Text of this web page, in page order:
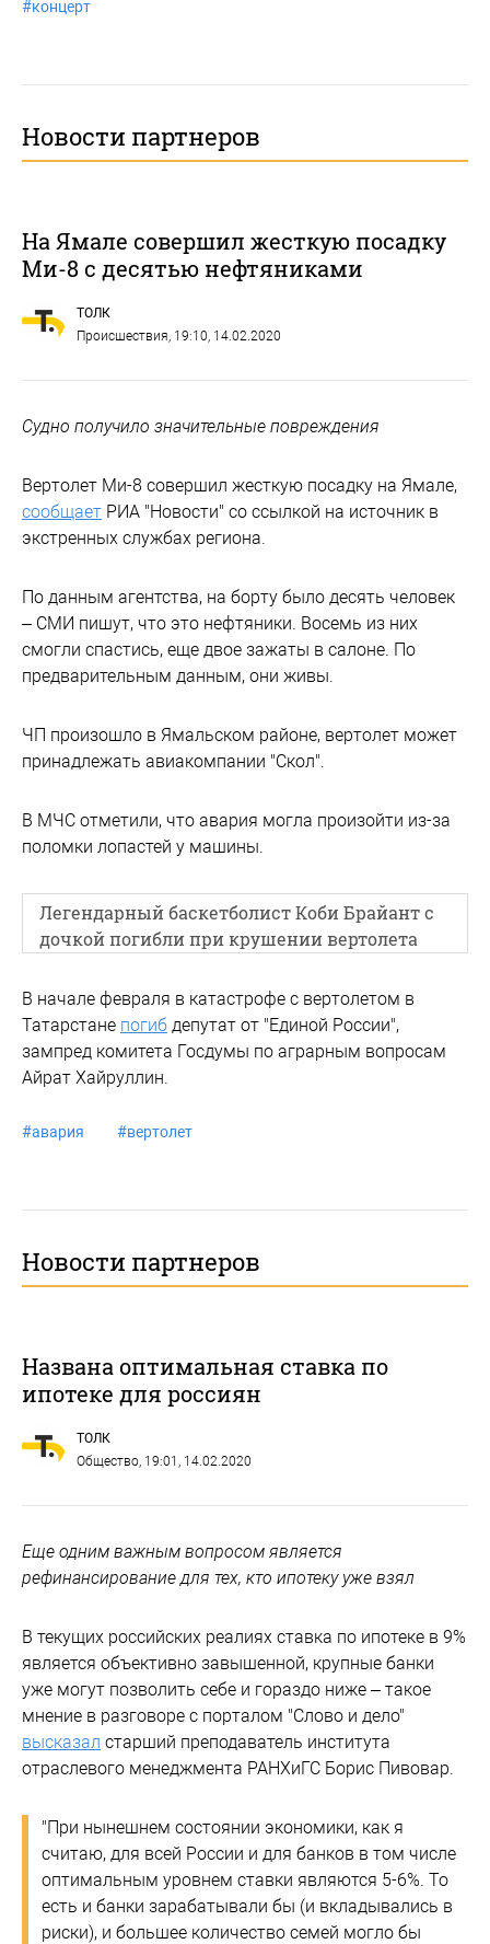
#концерт
Новости партнеров
На Ямале совершил жесткую посадку
Ми-8 с десятью нефтяниками
ТОЛК
Происшествия, 19:10, 14.02.2020
Судно получило значительные повреждения
Вертолет Ми-8 совершил жесткую посадку на Ямале,
сообщает РИА "Новости" со ссылкой на источник в
экстренных службах региона.
По данным агентства, на борту было десять человек
– СМИ пишут, что это нефтяники. Восемь из них
смогли спастись, еще двое зажаты в салоне. По
предварительным данным, они живы.
ЧП произошло в Ямальском районе, вертолет может
принадлежать авиакомпании "Скол".
В МЧС отметили, что авария могла произойти из-за
поломки лопастей у машины.
Легендарный баскетболист Коби Брайант с
дочкой погибли при крушении вертолета
В начале февраля в катастрофе с вертолетом в
Татарстане погиб депутат от "Единой России",
зампред комитета Госдумы по аграрным вопросам
Айрат Хайруллин.
#авария #вертолет
Новости партнеров
Названа оптимальная ставка по
ипотеке для россиян
ТОЛК
Общество, 19:01, 14.02.2020
Еще одним важным вопросом является
рефинансирование для тех, кто ипотеку уже взял
В текущих российских реалиях ставка по ипотеке в 9%
является объективно завышенной, крупные банки
уже могут позволить себе и гораздо ниже – такое
мнение в разговоре с порталом "Слово и дело"
высказал старший преподаватель института
отраслевого менеджмента РАНХиГС Борис Пивовар.
"При нынешнем состоянии экономики, как я
считаю, для всей России и для банков в том числе
оптимальным уровнем ставки являются 5-6%. То
есть и банки зарабатывали бы (и вкладывались в
риски), и большее количество семей могло бы